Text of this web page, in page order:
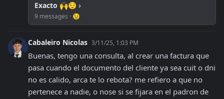
Exacto 🙌😌 ›
9 messages · 😉
Cabaleiro Nicolas 3/11/25, 1:03 PM
Buenas, tengo una consulta, al crear una factura que
pasa cuando el documento del cliente ya sea cuit o dni
no es calido, arca te lo rebota? me refiero a que no
pertenece a nadie, o nose si se fijara en el padron de